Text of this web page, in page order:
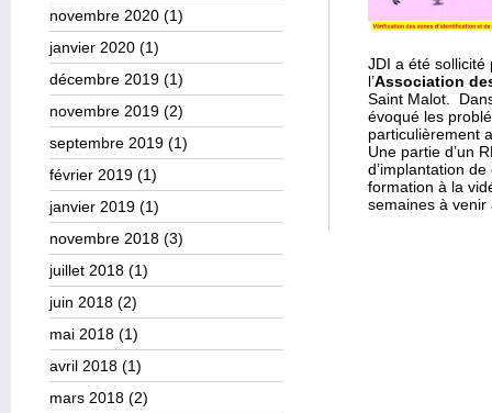
novembre 2020 (1)
janvier 2020 (1)
décembre 2019 (1)
novembre 2019 (2)
septembre 2019 (1)
février 2019 (1)
janvier 2019 (1)
novembre 2018 (3)
juillet 2018 (1)
juin 2018 (2)
mai 2018 (1)
avril 2018 (1)
mars 2018 (2)
JDI a été sollicité
l’Association
Saint Malot.
évoqué les
particulièrement
Une partie d’un
d’implantation
formation à la
semaines à venir